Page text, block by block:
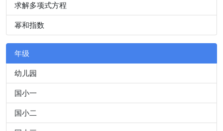
求解多项式方程
幂和指数
年级
幼儿园
国小一
国小二